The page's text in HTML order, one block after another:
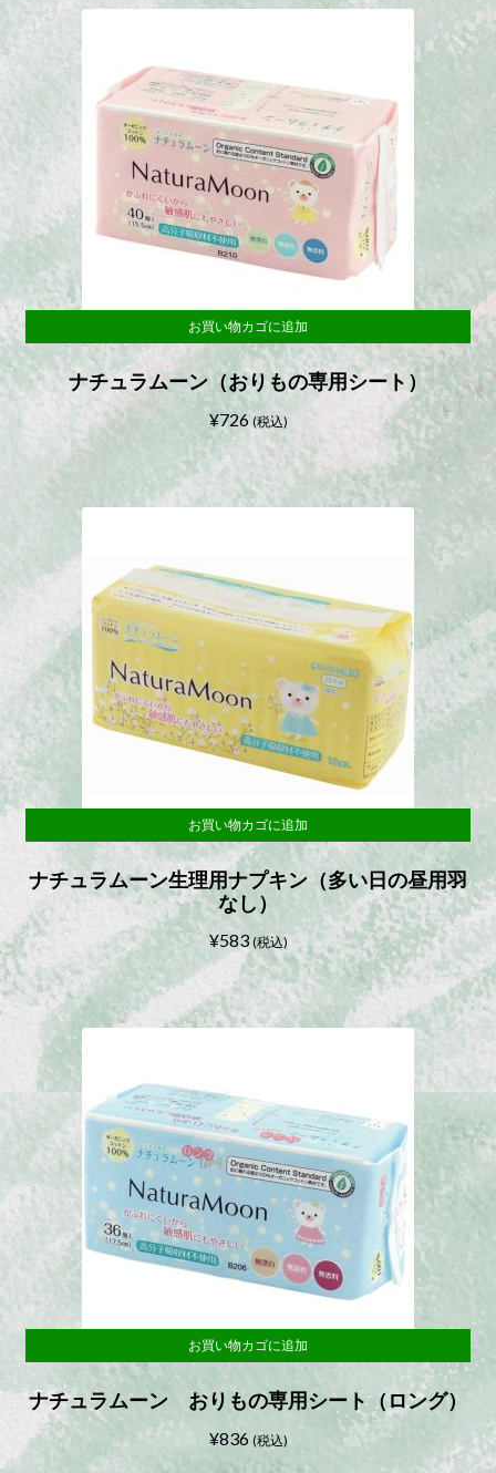
ナチュラムーン（おりもの専用シート）
¥726 (税込)
お買い物カゴに追加
ナチュラムーン生理用ナプキン（多い日の昼用羽
なし）
¥583 (税込)
お買い物カゴに追加
ナチュラムーン おりもの専用シート（ロング）
¥836 (税込)
お買い物カゴに追加